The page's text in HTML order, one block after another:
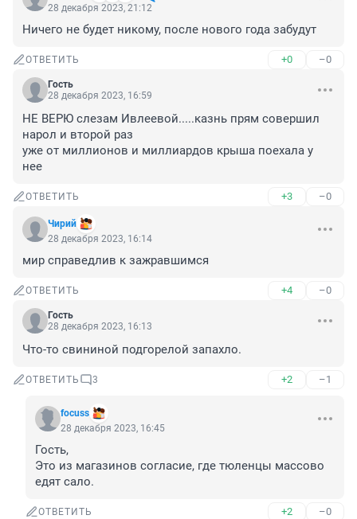
28 декабря 2023, 21:12
Ничего не будет никому, после нового года забудут
ОТВЕТИТЬ +0 –0
Гость
28 декабря 2023, 16:59
НЕ ВЕРЮ слезам Ивлеевой.....казнь прям совершил
нарол и второй раз
уже от миллионов и миллиардов крыша поехала у
нее
ОТВЕТИТЬ +3 –0
Чирий
28 декабря 2023, 16:14
мир справедлив к зажравшимся
ОТВЕТИТЬ +4 –0
Гость
28 декабря 2023, 16:13
Что-то свининой подгорелой запахло.
ОТВЕТИТЬ 3 +2 –1
focuss
28 декабря 2023, 16:45
Гость,
Это из магазинов согласие, где тюленцы массово
едят сало.
ОТВЕТИТЬ +2 –0